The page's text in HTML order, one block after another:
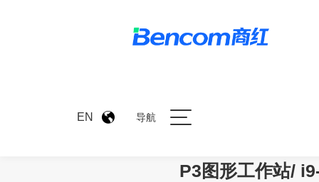
EN 导航
P3图形工作站/